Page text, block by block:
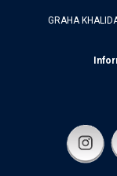
GRAHA